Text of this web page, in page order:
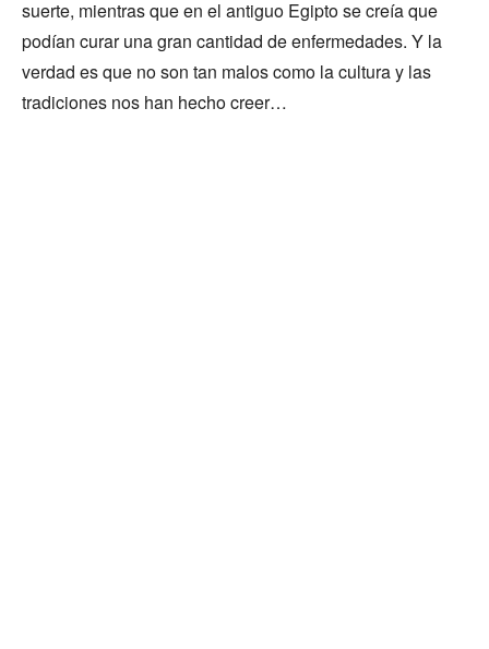
suerte, mientras que en el antiguo Egipto se creía que
podían curar una gran cantidad de enfermedades. Y la
verdad es que no son tan malos como la cultura y las
tradiciones nos han hecho creer…